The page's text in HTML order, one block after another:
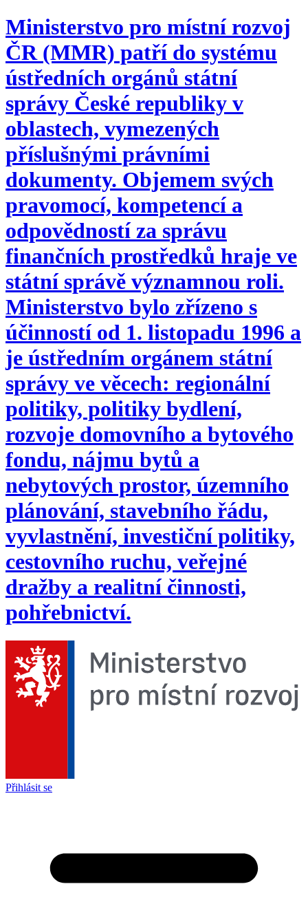
Ministerstvo pro místní rozvoj
ČR (MMR) patří do systému
ústředních orgánů státní
správy České republiky v
oblastech, vymezených
příslušnými právními
dokumenty. Objemem svých
pravomocí, kompetencí a
odpovědností za správu
finančních prostředků hraje ve
státní správě významnou roli.
Ministerstvo bylo zřízeno s
účinností od 1. listopadu 1996 a
je ústředním orgánem státní
správy ve věcech: regionální
politiky, politiky bydlení,
rozvoje domovního a bytového
fondu, nájmu bytů a
nebytových prostor, územního
plánování, stavebního řádu,
vyvlastnění, investiční politiky,
cestovního ruchu, veřejné
dražby a realitní činnosti,
pohřebnictví.
Přihlásit se